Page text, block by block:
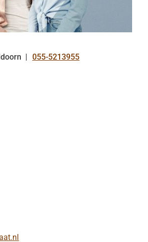
Tel:
055-5213955